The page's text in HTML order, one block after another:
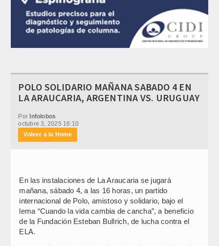
POLO SOLIDARIO MAÑANA SABADO 4 EN
LA ARAUCARIA, ARGENTINA VS. URUGUAY
PorInfolobos
octubre 3, 2025 16:10
Volver a la Home
En las instalaciones de La Araucaria se jugará
mañana, sábado 4, a las 16 horas, un partido
internacional de Polo, amistoso y solidario, bajo el
lema “Cuando la vida cambia de cancha”, a beneficio
de la Fundación Esteban Bullrich, de lucha contra el
ELA.